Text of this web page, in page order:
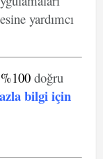
yardımcı
%100 doğru
bilgi için